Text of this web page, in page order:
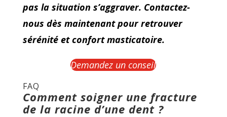
pas la situation s’aggraver. Contactez-
nous dès maintenant pour retrouver
sérénité et confort masticatoire.
Demandez un conseil
FAQ
Comment soigner une fracture
de la racine d’une dent ?